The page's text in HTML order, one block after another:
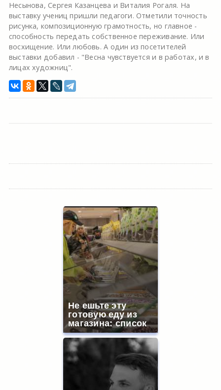
Несынова, Сергея Казанцева и Виталия Рогаля. На
выставку учениц пришли педагоги. Отметили точность
рисунка, композиционную грамотность, но главное -
способность передать собственное переживание. Или
восхищение. Или любовь. А один из посетителей
выставки добавил - "Весна чувствуется и в работах, и в
лицах художниц".
Не ешьте эту
готовую еду из
магазина: список